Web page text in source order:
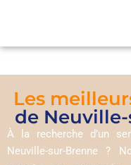
Les
de Neuville-
À la recherche d’un
Neuville-sur-Brenne ?